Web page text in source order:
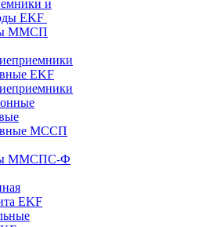
и
EKF
ММСП
EKF
МССП
ММСПС-Ф
EKF